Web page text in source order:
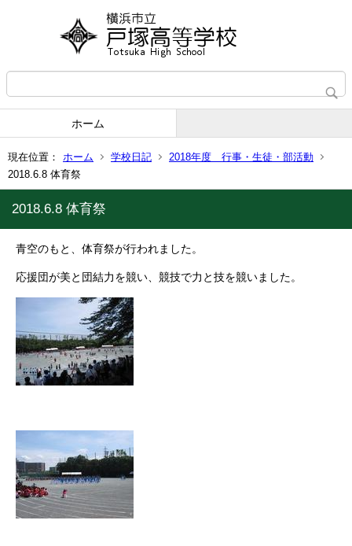
ホーム
現在位置： ホーム 学校日記
2018年度 行事・生徒・部活動
2018.6.8 体育祭
2018.6.8 体育祭
青空のもと、体育祭が行われました。
応援団が美と団結力を競い、競技で力と技を競いました。